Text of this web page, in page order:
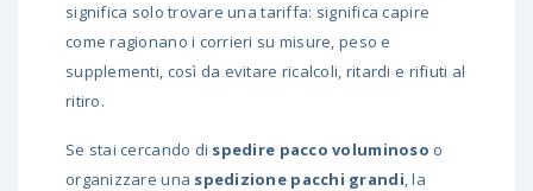
significa solo trovare una tariffa: significa capire
come ragionano i corrieri su misure, peso e
supplementi, così da evitare ricalcoli, ritardi e rifiuti al
ritiro.
Se stai cercando di spedire pacco voluminoso o
organizzare una spedizione pacchi grandi, la